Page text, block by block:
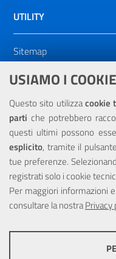
USIAMO I
Questo sito utilizzacookie
parti che potrebbero
questi ultimi possono
esplicito, tramite il pulsante
tue preferenze.
registrati solo i cookie
Per maggiori informazioni
consultare la nostraPrivacy
UTILITY
Sitemap
Dichiarazione di
NOTE LEGALI
Privacy
Portale realizzato con la
Europea tramite i fondi